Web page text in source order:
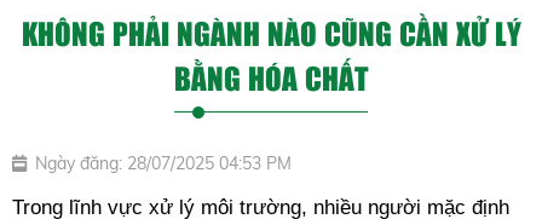
KHÔNG PHẢI NGÀNH NÀO CŨNG CẦN XỬ LÝ
BẰNG HÓA CHẤT
Ngày đăng: 28/07/2025 04:53 PM